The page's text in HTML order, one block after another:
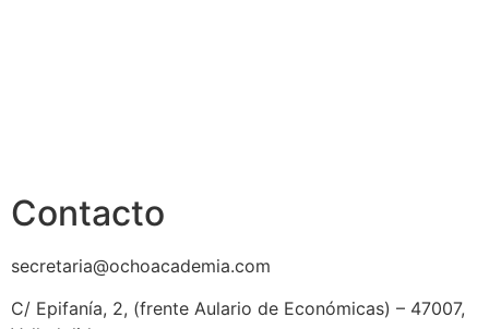
Contacto
secretaria@ochoacademia.com
C/ Epifanía, 2, (frente Aulario de Económicas) – 47007,